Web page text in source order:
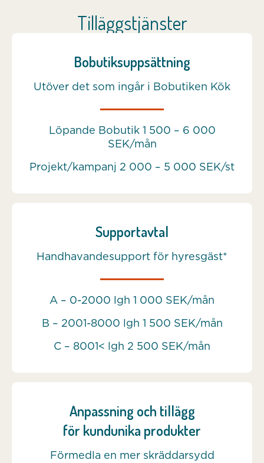
Tilläggstjänster
Bobutiksuppsättning
Utöver det som ingår i Bobutiken Kök
Löpande Bobutik 1 500 – 6 000
SEK/mån
Projekt/kampanj 2 000 – 5 000 SEK/st
Supportavtal
Handhavandesupport för hyresgäst*
A – 0-2000 lgh 1 000 SEK/mån
B – 2001-8000 lgh 1 500 SEK/mån
C – 8001< lgh 2 500 SEK/mån
Anpassning och tillägg
för kundunika produkter
Förmedla en mer skräddarsydd